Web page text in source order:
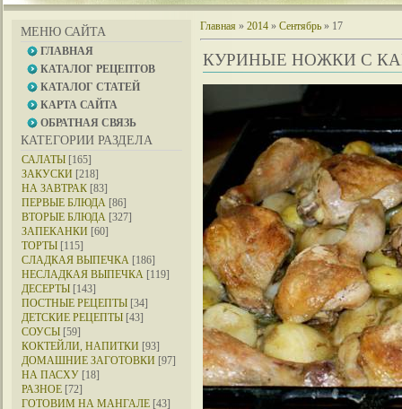
МЕНЮ САЙТА
ГЛАВНАЯ
КАТАЛОГ РЕЦЕПТОВ
КАТАЛОГ СТАТЕЙ
КАРТА САЙТА
ОБРАТНАЯ СВЯЗЬ
КАТЕГОРИИ РАЗДЕЛА
САЛАТЫ [165]
ЗАКУСКИ [218]
НА ЗАВТРАК [83]
ПЕРВЫЕ БЛЮДА [86]
ВТОРЫЕ БЛЮДА [327]
ЗАПЕКАНКИ [60]
ТОРТЫ [115]
СЛАДКАЯ ВЫПЕЧКА [186]
НЕСЛАДКАЯ ВЫПЕЧКА [119]
ДЕСЕРТЫ [143]
ПОСТНЫЕ РЕЦЕПТЫ [34]
ДЕТСКИЕ РЕЦЕПТЫ [43]
СОУСЫ [59]
КОКТЕЙЛИ, НАПИТКИ [93]
ДОМАШНИЕ ЗАГОТОВКИ [97]
НА ПАСХУ [18]
РАЗНОЕ [72]
ГОТОВИМ НА МАНГАЛЕ [43]
Главная » 2014 » Сентябрь » 17
КУРИНЫЕ НОЖКИ С